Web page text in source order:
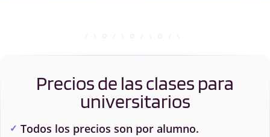
Precios de las clases para
universitarios
Todos los precios son por alumno.